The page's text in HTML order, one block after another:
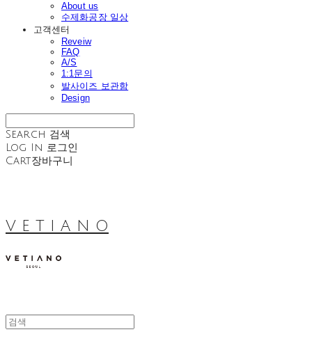
About us
수제화공장 일상
고객센터
Reveiw
FAQ
A/S
1:1문의
발사이즈 보관함
Design
Search 검색
Log In 로그인
Cart장바구니
V E T I A N O